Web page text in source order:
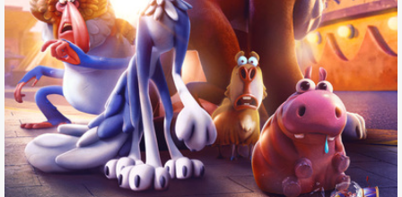
miejscowość:
Konin
adres:
Aleje 1 Maja 7a
data i godzina:
07.11.2025, g. 14:00
Info
Opis wydarzenia: